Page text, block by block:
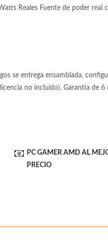
Reales Fuente de poder
se entrega ensamblada,
no incluido). Garantía de
PC GAMER AMD AL
PRECIO